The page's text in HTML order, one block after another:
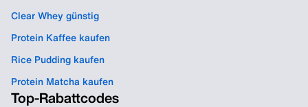
Clear Whey günstig
Protein Kaffee kaufen
Rice Pudding kaufen
Protein Matcha kaufen
Top-Rabattcodes